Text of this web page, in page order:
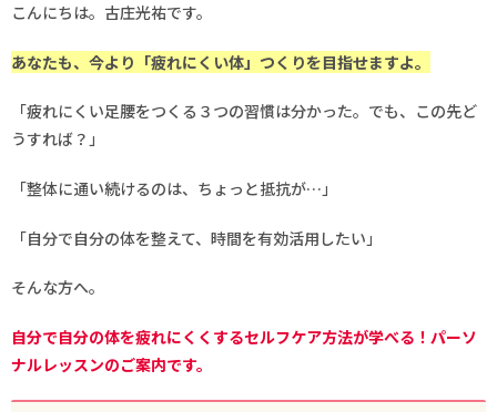
こんにちは。古庄光祐です。
あなたも、今より「疲れにくい体」つくりを目指せますよ。
「疲れにくい足腰をつくる３つの習慣は分かった。でも、この先ど
うすれば？」
「整体に通い続けるのは、ちょっと抵抗が…」
「自分で自分の体を整えて、時間を有効活用したい」
そんな方へ。
自分で自分の体を疲れにくくするセルフケア方法が学べる！パーソ
ナルレッスンのご案内です。